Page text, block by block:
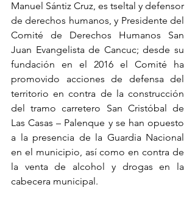
Manuel Sántiz Cruz, es tseltal y defensor
de derechos humanos, y Presidente del
Comité de Derechos Humanos San
Juan Evangelista de Cancuc; desde su
fundación en el 2016 el Comité ha
promovido acciones de defensa del
territorio en contra de la construcción
del tramo carretero San Cristóbal de
Las Casas – Palenque y se han opuesto
a la presencia de la Guardia Nacional
en el municipio, así como en contra de
la venta de alcohol y drogas en la
cabecera municipal.